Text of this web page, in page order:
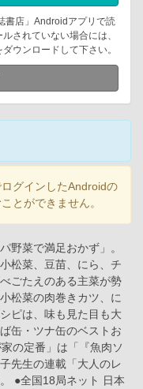
書店」Androidアプリで読
されていない場合には、
ウンロードして下さい。
グインしたAndroidの
とができません。
菜で満足おかず」。
松菜、豆苗、にら、チ
ごたえのある主菜が勢
松菜の肉巻きカツ、に
ピは、味も見た目も大
缶・ツナ缶のベストお
の定番」は「『魚肉ソ
先生の連載「大人のレ
●全国18局ネット 日本